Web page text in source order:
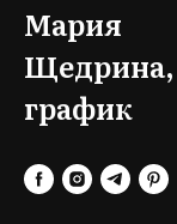
Мария
Щедрина,
график